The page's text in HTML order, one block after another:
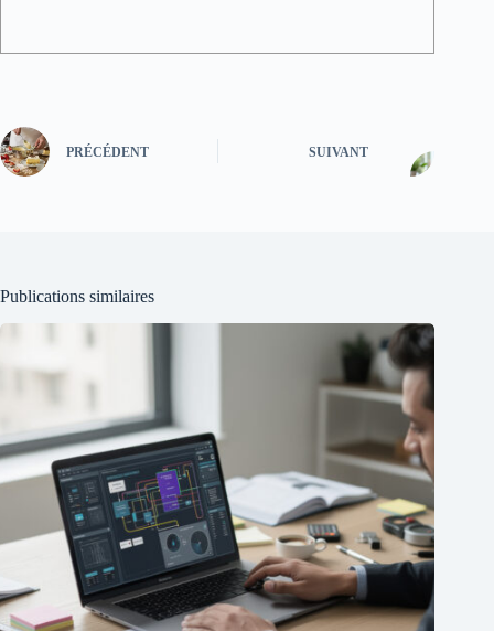
PRÉCÉDENT SUIVANT
Publications similaires